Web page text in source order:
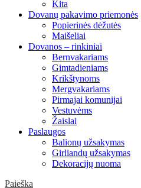
Kita
Dovanų pakavimo priemonės
Popierinės dėžutės
Maišeliai
Dovanos – rinkiniai
Bernvakariams
Gimtadieniams
Krikštynoms
Mergvakariams
Pirmajai komunijai
Vestuvėms
Žaislai
Paslaugos
Balionų užsakymas
Girliandų užsakymas
Dekoracijų nuoma
Paieška